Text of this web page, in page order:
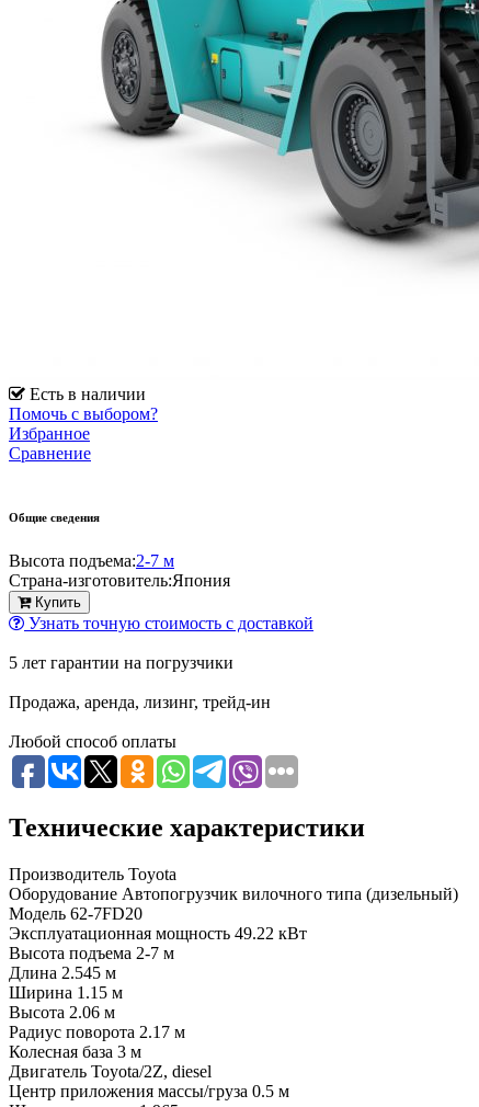
Есть в наличии
Помочь с выбором?
Избранное
Сравнение
Общие сведения
Высота подъема:2-7 м
Страна-изготовитель:Япония
Купить
Узнать точную стоимость с доставкой
5 лет гарантии на погрузчики
Продажа, аренда, лизинг, трейд-ин
Любой способ оплаты
Технические характеристики
Производитель Toyota
Оборудование Автопогрузчик вилочного типа (дизельный)
Модель 62-7FD20
Эксплуатационная мощность 49.22 кВт
Высота подъема 2-7 м
Длина 2.545 м
Ширина 1.15 м
Высота 2.06 м
Радиус поворота 2.17 м
Колесная база 3 м
Двигатель Toyota/2Z, diesel
Центр приложения массы/груза 0.5 м